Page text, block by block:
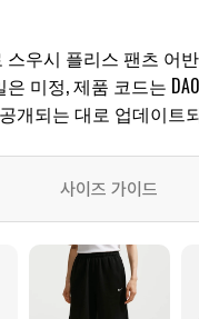
스우시 플리스 팬츠 어
미정, 제품 코드는
개되는 대로 업데이트
사이즈 가이드